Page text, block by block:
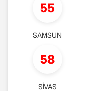
55
SAMSUN
58
SİVAS